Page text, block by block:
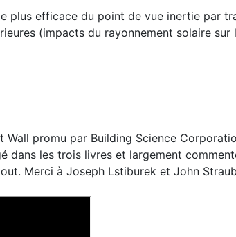
plus efficace du point de vue inertie par
(impacts du rayonnement solaire sur
promu par Building Science
dans les trois livres et largement
Merci à Joseph Lstiburek et John